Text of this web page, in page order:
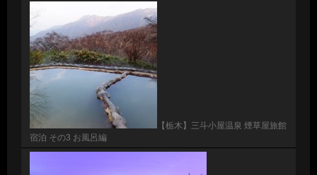
【栃木】三斗小屋温泉 煙草屋旅館
宿泊 その3 お風呂編